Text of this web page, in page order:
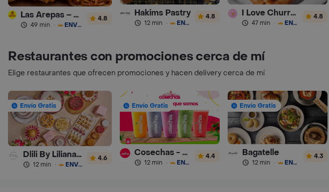
Las Arepas – Arepas Rellenas
49 min · ENVÍO GRATIS
4.8
Hakims Pastry
12 min · ENVÍO GRATIS
4.8 I Love Churros 95
47 min · ENVÍO GRATIS
4.8
Restaurantes con promociones cerca de mí
Elige restaurantes que ofrecen promociones y hacen delivery cerca de mí
Envío Gratis
Dlili By Liliana Arango
12 min · ENVÍO GRATIS
4.6
Envío Gratis
Cosechas - Batidos
12 min · ENVÍO GRATIS
4.4
Envío Gratis
Bagatelle
12 min · ENVÍO GRATIS
4.3